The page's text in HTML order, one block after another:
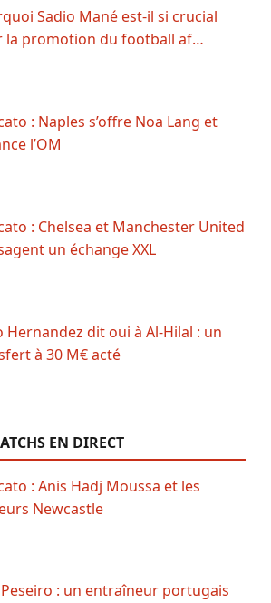
Sadio Mané est-il si crucial
la promotion du football af…
: Naples s’offre Noa Lang et
l’OM
: Chelsea et Manchester United
un échange XXL
Hernandez dit oui à Al-Hilal : un
à 30 M€ acté
EN DIRECT
: Anis Hadj Moussa et les
Newcastle
Peseiro : un entraîneur portugais